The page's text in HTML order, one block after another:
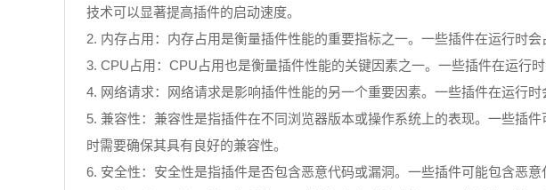
技术可以显著提高插件的启动速度。
2. 内存占用：内存占用是衡量插件性能的重要指标之一。一些插件在运行时
3. CPU占用：CPU占用也是衡量插件性能的关键因素之一。一些插件在运行
4. 网络请求：网络请求是影响插件性能的另一个重要因素。一些插件在运行
5. 兼容性：兼容性是指插件在不同浏览器版本或操作系统上的表现。一些插
时需要确保其具有良好的兼容性。
6. 安全性：安全性是指插件是否包含恶意代码或漏洞。一些插件可能包含恶